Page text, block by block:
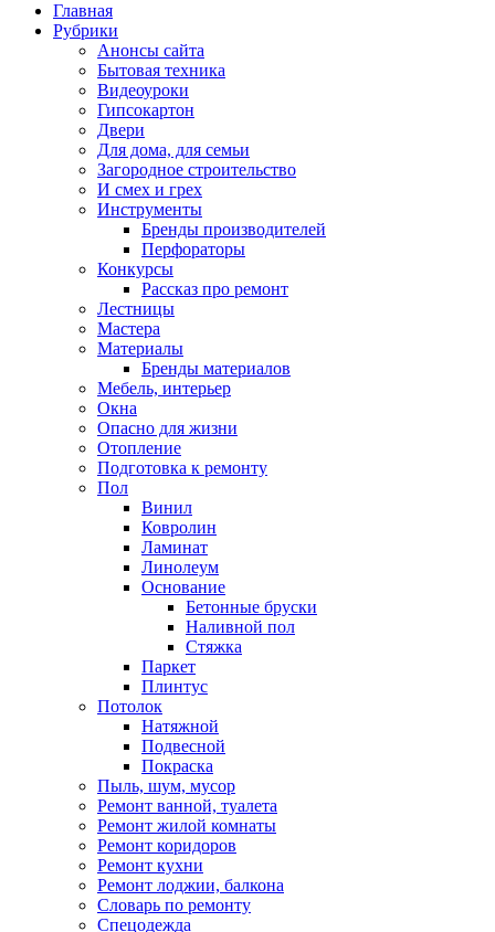
Главная
Рубрики
Анонсы сайта
Бытовая техника
Видеоуроки
Гипсокартон
Двери
Для дома, для семьи
Загородное строительство
И смех и грех
Инструменты
Бренды производителей
Перфораторы
Конкурсы
Рассказ про ремонт
Лестницы
Мастера
Материалы
Бренды материалов
Мебель, интерьер
Окна
Опасно для жизни
Отопление
Подготовка к ремонту
Пол
Винил
Ковролин
Ламинат
Линолеум
Основание
Бетонные бруски
Наливной пол
Стяжка
Паркет
Плинтус
Потолок
Натяжной
Подвесной
Покраска
Пыль, шум, мусор
Ремонт ванной, туалета
Ремонт жилой комнаты
Ремонт коридоров
Ремонт кухни
Ремонт лоджии, балкона
Словарь по ремонту
Спецодежда